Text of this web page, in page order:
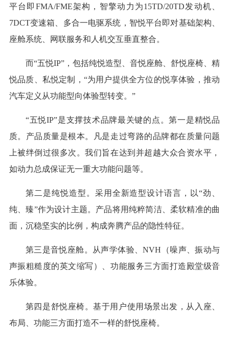
平台即FMA/FME架构，智擎动力为15TD/20TD发动机、
7DCT变速箱、多合一电驱系统，智悦平台即对基础架构、
座舱系统、网联服务和人机交互垂直整合。
而“五悦IP”，包括纯悦造型、音悦座舱、舒悦座椅、精
悦品质、私悦定制，“为用户提供全方位的悦享体验，推动
汽车定义从功能型向体验型转变。”
“五悦IP”是支撑技术品牌最关键的点。第一是精悦品
质。产品质量是根本。凡是走过弯路的品牌都在质量问题
上被绊倒过很多次。我们旨在达到并超越大众合资水平，
如动力总成保证无一重大功能问题等。
第二是纯悦造型。采用全新造型设计语言，以“劲、
纯、臻”作为设计主题。产品将用纯粹简洁、柔软精准的曲
面，沉稳坚实的比例，构成奔腾产品的隐性特征。
第三是音悦座舱。从声学体验、NVH（噪声、振动与
声振粗糙度的英文缩写）、功能服务三方面打造殿堂级音
乐体验。
第四是舒悦座椅。基于用户使用场景出发，从入座、
布局、功能三方面打造不一样的舒悦座椅。